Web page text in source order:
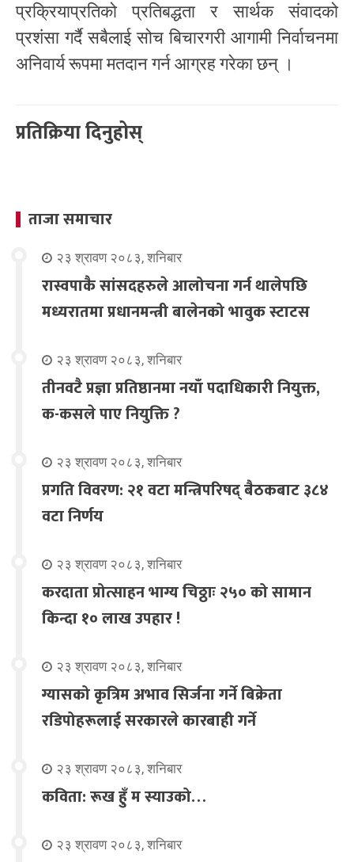
प्रक्रियाप्रतिको प्रतिबद्धता र सार्थक संवादको
प्रशंसा गर्दै सबैलाई सोच बिचारगरी आगामी निर्वाचनमा
अनिवार्य रूपमा मतदान गर्न आग्रह गरेका छन् ।
प्रतिक्रिया दिनुहोस्
ताजा समाचार
२३ श्रावण २०८३, शनिबार
रास्वपाकै सांसदहरुले आलोचना गर्न थालेपछि
मध्यरातमा प्रधानमन्त्री बालेनको भावुक स्टाटस
२३ श्रावण २०८३, शनिबार
तीनवटै प्रज्ञा प्रतिष्ठानमा नयाँ पदाधिकारी नियुक्त,
क-कसले पाए नियुक्ति ?
२३ श्रावण २०८३, शनिबार
प्रगति विवरण: २१ वटा मन्त्रिपरिषद् बैठकबाट ३८४
वटा निर्णय
२३ श्रावण २०८३, शनिबार
करदाता प्रोत्साहन भाग्य चिठ्ठाः २५० को सामान
किन्दा १० लाख उपहार !
२३ श्रावण २०८३, शनिबार
ग्यासको कृत्रिम अभाव सिर्जना गर्ने बिक्रेता
रडिपोहरूलाई सरकारले कारबाही गर्ने
२३ श्रावण २०८३, शनिबार
कविता: रूख हुँ म स्याउको…
२३ श्रावण २०८३, शनिबार